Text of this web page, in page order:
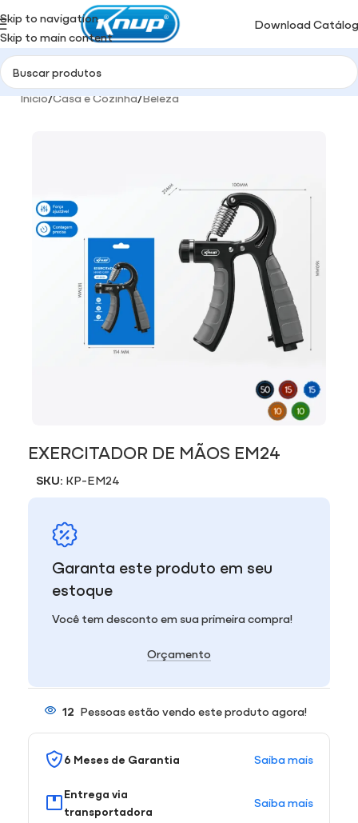
Skip to navigation
Skip to main content
Download
Início/Casa e Cozinha/Beleza
EXERCITADOR DE MÃOS EM24
SKU: KP-EM24
Garanta este produto em seu
estoque
Você tem desconto em sua primeira compra!
Orçamento
12 Pessoas estão vendo este produto agora!
6 Meses de Garantia Saiba mais
Entrega via
transportadora
Saiba mais